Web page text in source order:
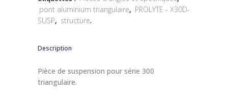
pont aluminium triangulaire, PROLYTE - X30D-
SUSP, structure.
Description
Pièce de suspension pour série 300
triangulaire.